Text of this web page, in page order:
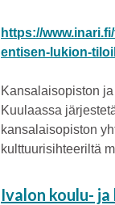
https://
entisen-lukion-
Kansalaisopiston
Kuulaassa
kansalaisopiston
kulttuurisihteeriltä
Ivalon koulu-